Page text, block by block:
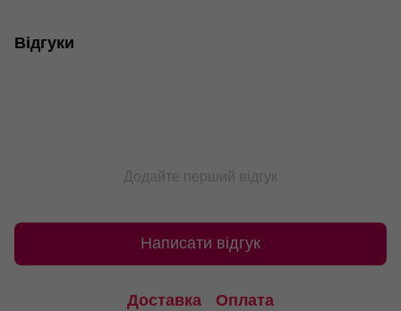
Відгуки
Додайте перший відгук
Написати відгук
Доставка Оплата